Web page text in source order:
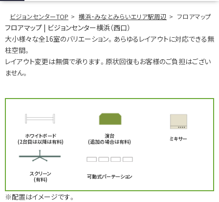
ビジョンセンターTOP 横浜・みなとみらいエリア駅周辺 フロアマップ
フロアマップ | ビジョンセンター横浜（西口）
大小様々な全16室のバリエーション。あらゆるレイアウトに対応できる無
柱空間。
レイアウト変更は無償で承ります。原状回復もお客様のご負担はござい
ません。
ホワイトボード
(2台目は以降は有料)
演台
(追加の場合は有料)
ミキサー
スクリーン
(有料)
可動式パーテーション
※配置はイメージです。